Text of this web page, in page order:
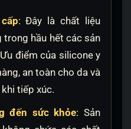
: Đây là chất liệu
hầu hết các sản
điểm của silicone y
an toàn cho da và
tiếp xúc.
đến sức khỏe: Sản